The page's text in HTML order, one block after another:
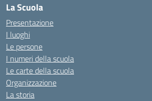
La Scuola
Presentazione
I luoghi
Le persone
I numeri della scuola
Le carte della scuola
Organizzazione
La storia